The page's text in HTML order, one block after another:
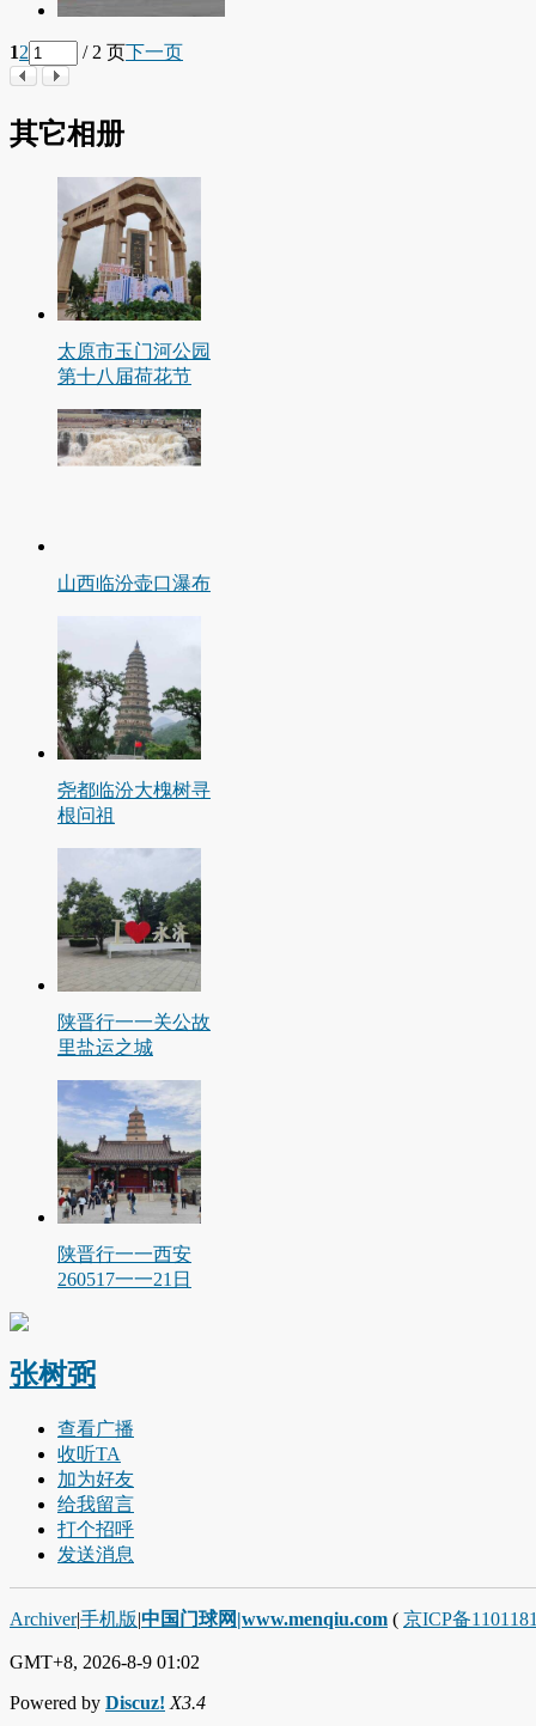
12 / 2 页下一页
其它相册
太原市玉门河公园
第十八届荷花节
山西临汾壶口瀑布
尧都临汾大槐树寻
根问祖
陕晋行一一关公故
里盐运之城
陕晋行一一西安
260517一一21日
张树弼
查看广播
收听TA
加为好友
给我留言
打个招呼
发送消息
Archiver|手机版|中国门球网|www.menqiu.com ( 京ICP备
GMT+8, 2026-8-9 01:02
Powered by Discuz! X3.4